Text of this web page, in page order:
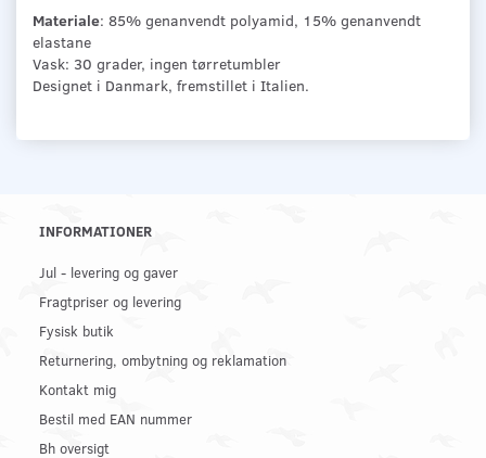
Materiale: 85% genanvendt polyamid, 15% genanvendt
elastane
Vask: 30 grader, ingen tørretumbler
Designet i Danmark, fremstillet i Italien.
INFORMATIONER
Jul - levering og gaver
Fragtpriser og levering
Fysisk butik
Returnering, ombytning og reklamation
Kontakt mig
Bestil med EAN nummer
Bh oversigt